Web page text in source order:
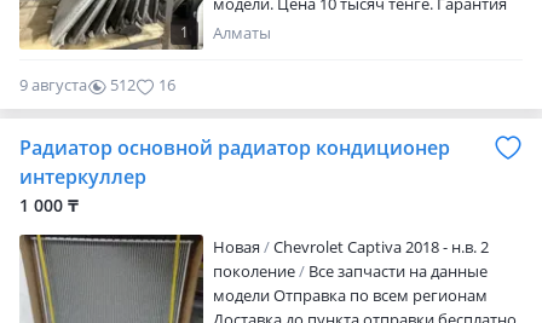
1
на проверку
Алматы
9 августа 512 16
Радиатор основной радиатор кондиционер
интеркуллер
1 000 ₸
Новая
Chevrolet Captiva 2018 - н.в. 2
поколение
Все запчасти на данные
модели Отправка по всем регионам